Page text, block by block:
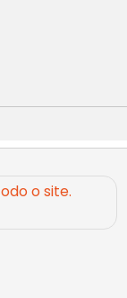
o site.